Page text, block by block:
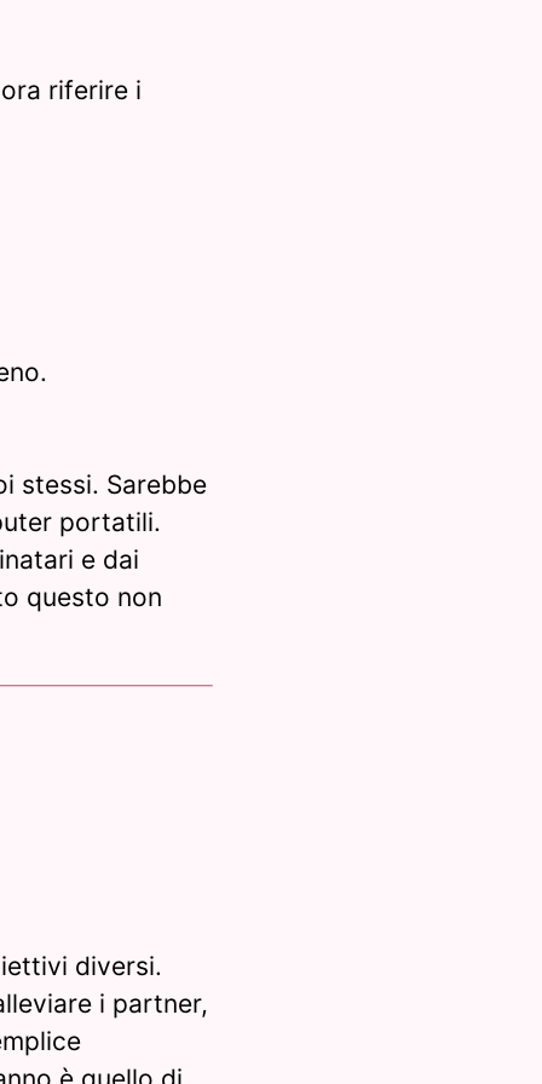
riferire i
stessi. Sarebbe
portatili.
e dai
questo non
diversi.
i partner,